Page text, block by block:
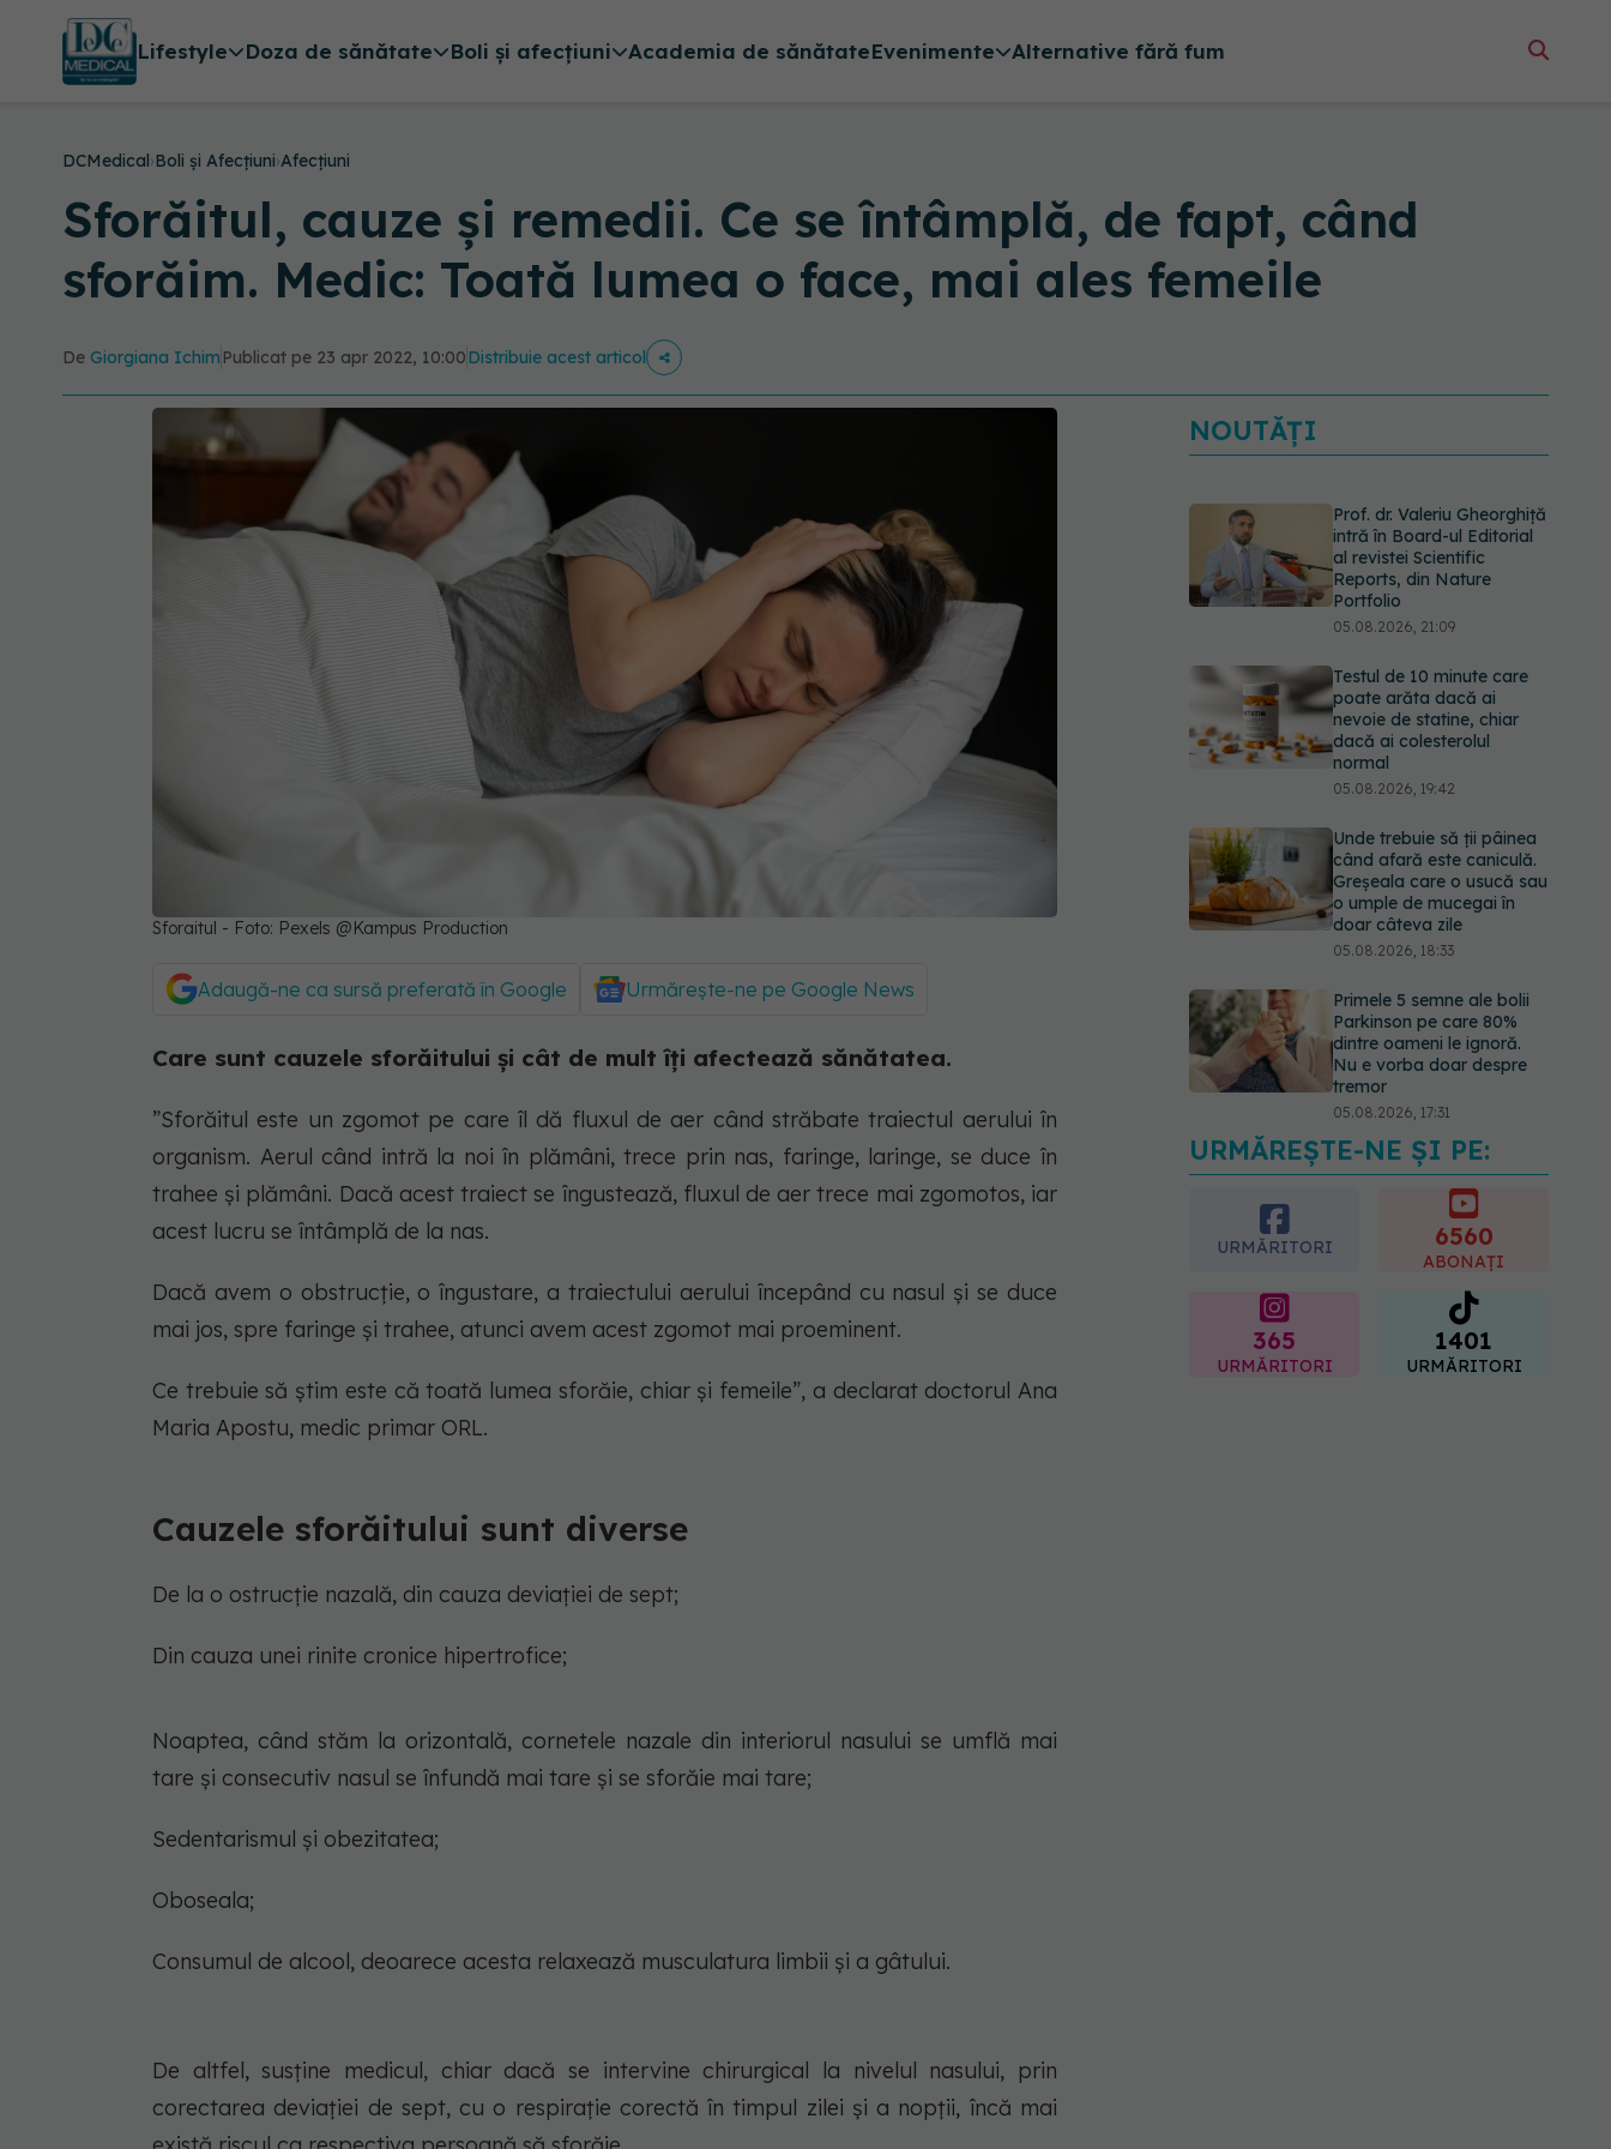
Lifestyle Doza de sănătate Boli și afecțiuni Academia de sănătateEvenimente Alternative fără fum
DCMedical›Boli și Afecțiuni›Afecțiuni
Sforăitul, cauze și remedii. Ce se întâmplă, de fapt, când
sforăim. Medic: Toată lumea o face, mai ales femeile
De Giorgiana Ichim Publicat pe 23 apr 2022, 10:00Distribuie acest articol
Sforaitul - Foto: Pexels @Kampus Production
Adaugă-ne ca sursă preferată în Google Urmărește-ne pe Google News
Care sunt cauzele sforăitului și cât de mult îți afectează sănătatea.
”Sforăitul este un zgomot pe care îl dă fluxul de aer când străbate traiectul aerului în
organism. Aerul când intră la noi în plămâni, trece prin nas, faringe, laringe, se duce în
trahee și plămâni. Dacă acest traiect se îngustează, fluxul de aer trece mai zgomotos, iar
acest lucru se întâmplă de la nas.
Dacă avem o obstrucție, o îngustare, a traiectului aerului începând cu nasul și se duce
mai jos, spre faringe și trahee, atunci avem acest zgomot mai proeminent.
Ce trebuie să știm este că toată lumea sforăie, chiar și femeile”, a declarat doctorul Ana
Maria Apostu, medic primar ORL.
Cauzele sforăitului sunt diverse
De la o ostrucție nazală, din cauza deviației de sept;
Din cauza unei rinite cronice hipertrofice;
Noaptea, când stăm la orizontală, cornetele nazale din interiorul nasului se umflă mai
tare și consecutiv nasul se înfundă mai tare și se sforăie mai tare;
Sedentarismul și obezitatea;
Oboseala;
Consumul de alcool, deoarece acesta relaxează musculatura limbii și a gâtului.
De altfel, susține medicul, chiar dacă se intervine chirurgical la nivelul nasului, prin
corectarea deviației de sept, cu o respirație corectă în timpul zilei și a nopții, încă mai
NOUTĂȚI
Prof. dr. Valeriu Gheorghiță
intră în Board-ul Editorial
al revistei Scientific
Reports, din Nature
Portfolio
05.08.2026, 21:09
Testul de 10 minute care
poate arăta dacă ai
nevoie de statine, chiar
dacă ai colesterolul
normal
05.08.2026, 19:42
Unde trebuie să ții pâinea
când afară este caniculă.
Greșeala care o usucă sau
o umple de mucegai în
doar câteva zile
05.08.2026, 18:33
Primele 5 semne ale bolii
Parkinson pe care 80%
dintre oameni le ignoră.
Nu e vorba doar despre
tremor
05.08.2026, 17:31
Gabriela Cristea, manifest
pentru respect și
acceptare: Corpul
fiecăruia spune o poveste
05.08.2026, 21:23
URMĂREȘTE-NE ȘI PE:
URMĂRITORI 6560
ABONAȚI
365
URMĂRITORI
1401
URMĂRITORI